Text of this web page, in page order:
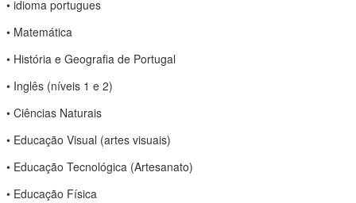
• idioma portugues
• Matemática
• História e Geografia de Portugal
• Inglês (níveis 1 e 2)
• Ciências Naturais
• Educação Visual (artes visuais)
• Educação Tecnológica (Artesanato)
• Educação Física